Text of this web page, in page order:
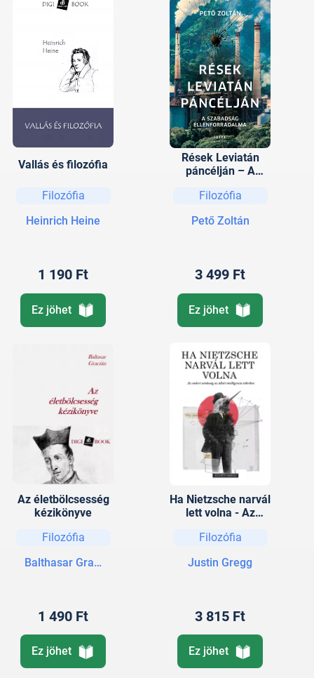
Vallás és filozófia
Filozófia
Heinrich Heine
1 190 Ft
Ez jöhet
Rések Leviatán
páncélján – A
ellenforradalma
Filozófia
Pető Zoltán
3 499 Ft
Ez jöhet
Az életbölcsesség
kézikönyve
Filozófia
Balthasar Gracián
1 490 Ft
Ez jöhet
Ha Nietzsche narvál
lett volna - Az
az állati
tükrében
Filozófia
Justin Gregg
3 815 Ft
Ez jöhet